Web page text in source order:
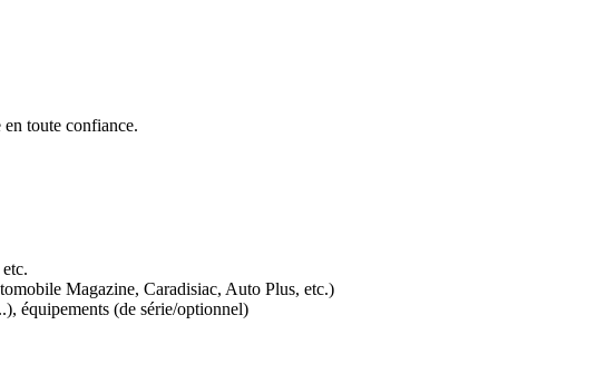
toute confiance.
Magazine, Caradisiac, Auto Plus, etc.)
équipements (de série/optionnel)